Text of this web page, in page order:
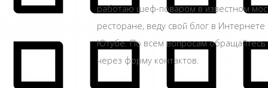
работаю шеф-поваром в известном
ресторане, веду свой блог в Интернете
Ютубе. По всем вопросам
через форму контактов.